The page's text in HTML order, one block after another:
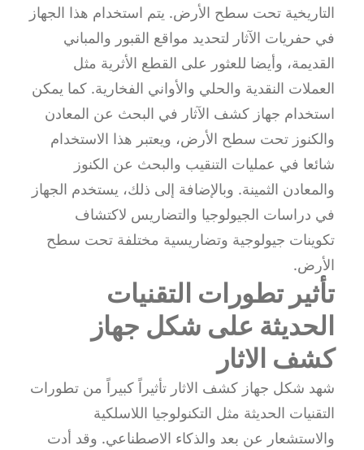
التاريخية تحت سطح الأرض. يتم استخدام هذا الجهاز
في حفريات الآثار لتحديد مواقع القبور والمباني
القديمة، وأيضا للعثور على القطع الأثرية مثل
العملات النقدية والحلي والأواني الفخارية. كما يمكن
استخدام جهاز كشف الآثار في البحث عن المعادن
والكنوز تحت سطح الأرض، ويعتبر هذا الاستخدام
شائعا في عمليات التنقيب والبحث عن الكنوز
والمعادن الثمينة. وبالإضافة إلى ذلك، يستخدم الجهاز
في دراسات الجيولوجيا والتضاريس لاكتشاف
تكوينات جيولوجية وتضاريسية مختلفة تحت سطح
الأرض.
تأثير تطورات التقنيات
الحديثة على شكل جهاز
كشف الاثار
شهد شكل جهاز كشف الاثار تأثيراً كبيراً من تطورات
التقنيات الحديثة مثل التكنولوجيا اللاسلكية
والاستشعار عن بعد والذكاء الاصطناعي. وقد أدت